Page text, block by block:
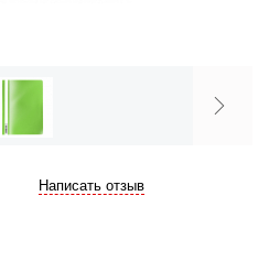
Написать отзыв